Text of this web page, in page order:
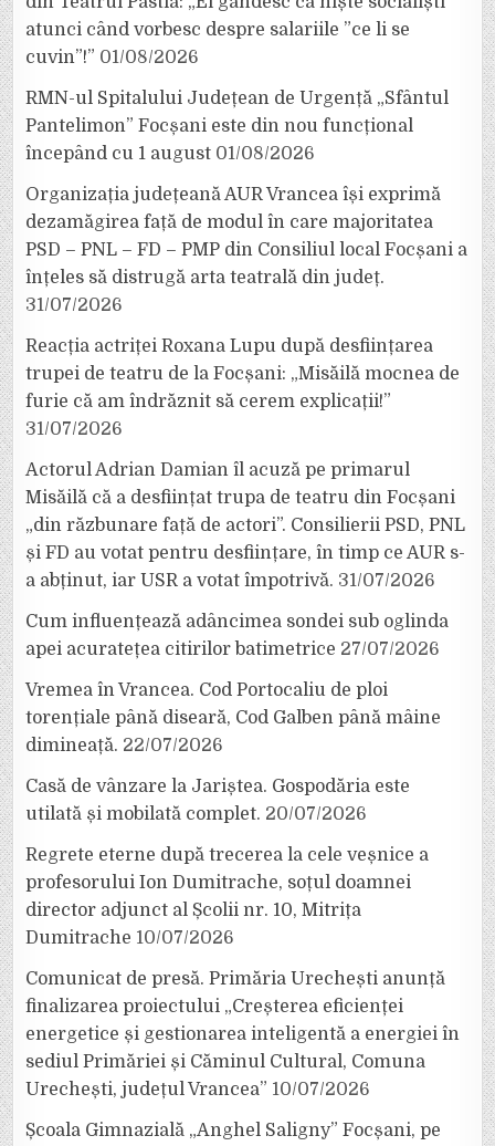
atunci când vorbesc despre salariile ”ce li se
cuvin”!” 01/08/2026
RMN-ul Spitalului Județean de Urgență „Sfântul
Pantelimon” Focșani este din nou funcțional
începând cu 1 august 01/08/2026
Organizația județeană AUR Vrancea își exprimă
dezamăgirea față de modul în care majoritatea
PSD – PNL – FD – PMP din Consiliul local Focșani a
înțeles să distrugă arta teatrală din județ.
31/07/2026
Reacția actriței Roxana Lupu după desființarea
trupei de teatru de la Focșani: „Misăilă mocnea de
furie că am îndrăznit să cerem explicații!”
31/07/2026
Actorul Adrian Damian îl acuză pe primarul
Misăilă că a desființat trupa de teatru din Focșani
„din răzbunare față de actori”. Consilierii PSD, PNL
și FD au votat pentru desființare, în timp ce AUR s-
a abținut, iar USR a votat împotrivă. 31/07/2026
Cum influențează adâncimea sondei sub oglinda
apei acuratețea citirilor batimetrice 27/07/2026
Vremea în Vrancea. Cod Portocaliu de ploi
torențiale până diseară, Cod Galben până mâine
dimineață. 22/07/2026
Casă de vânzare la Jariștea. Gospodăria este
utilată și mobilată complet. 20/07/2026
Regrete eterne după trecerea la cele veșnice a
profesorului Ion Dumitrache, soțul doamnei
director adjunct al Școlii nr. 10, Mitrița
Dumitrache 10/07/2026
Comunicat de presă. Primăria Urechești anunță
finalizarea proiectului „Creșterea eficienței
energetice și gestionarea inteligentă a energiei în
sediul Primăriei și Căminul Cultural, Comuna
Urechești, județul Vrancea” 10/07/2026
Școala Gimnazială „Anghel Saligny” Focșani, pe